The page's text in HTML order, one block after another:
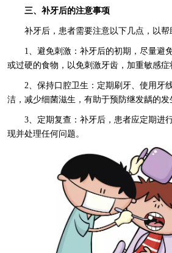
三、补牙后的注意事项
补牙后，患者需要注意以下几点，以帮
1、避免刺激：补牙后的初期，尽量避
或过硬的食物，以免刺激牙齿，加重敏感症
2、保持口腔卫生：定期刷牙、使用牙
洁，减少细菌滋生，有助于预防继发龋的发
3、定期复查：补牙后，患者应定期进
现并处理任何问题。